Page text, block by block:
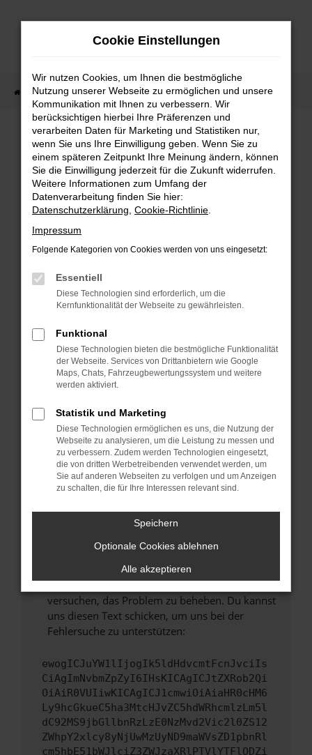
Zum
Startseite Lagerfahrzeuge Fahrzeugsuche
Fehler: Network Error
Beim Laden ist ein Fehler aufgetreten.
Hier sind ein paar Tipps, die dir helfen können:
Überprüfe deine Firewall und deine
Laden andere Webseiten, zum Beispiel deine
Suchmaschine?
Prüfe deine Browsererweiterungen.
Manche Erweiterungen, wie Werbeblocker,
verhindern. Funktioniert die Seite in einem
anderen Browser oder in einem privaten
Fenster?
Starte dein Gerät neu.
Probleme zu beheben.
Stelle sicher, dass dein Browser und dein
Betriebssystem auf dem neuesten Stand
sind.
Veraltete Software birgt nicht nur ein
führen, dass bestimmte Funktionen nicht mehr
Wende dich an den Webseitenbetreiber.
Wenn du alle oben genannten Schritte versucht
hast, kontaktiere uns bitte. Wir werden
versuchen, das Problem zu beheben. Du kannst
uns diesen Text schicken, um uns bei der
Fehlersuche zu unterstützen:
ewogICJuYW1lIjogIk5ldHdvcmtFcnJvciIs
CiAgImNvbmZpZyI6IHsKICAgICJtZXRob2Qi
OiAiR0VUIiwKICAgICJ1cmwiOiAiaHR0cHM6
Ly9hcGkueC5ha3MtcHJvZC5hdWRhcmlzLm5l
dC92MS9jbGllbnRzLzE0NzMvd2Vic2l0ZS12
ZWhpY2xlcy8yNjUwMzUyND9maWVsZD1pbnRl
cm5hbE51bWJlciZ3ZWJzaXRlPTVlYTFlODZi
Cookie Einstellungen
Wir nutzen Cookies, um Ihnen die bestmögliche
Nutzung unserer Webseite zu ermöglichen und unsere
Kommunikation mit Ihnen zu verbessern. Wir
berücksichtigen hierbei Ihre Präferenzen und
verarbeiten Daten für Marketing und Statistiken nur,
wenn Sie uns Ihre Einwilligung geben. Wenn Sie zu
einem späteren Zeitpunkt Ihre Meinung ändern, können
Sie die Einwilligung jederzeit für die Zukunft widerrufen.
Weitere Informationen zum Umfang der
Datenverarbeitung finden Sie hier:
Datenschutzerklärung Cookie-Richtlinie
Impressum
Folgende Kategorien von Cookies werden von uns eingesetzt:
Essentiell
Diese Technologien sind erforderlich, um die
Kernfunktionalität der Webseite zu gewährleisten.
Funktional
Diese Technologien bieten die bestmögliche Funktionalität
der Webseite. Services von Drittanbietern wie Google
Maps, Chats, Fahrzeugbewertungssystem und weitere
werden aktiviert.
Statistik und Marketing
Diese Technologien ermöglichen es uns, die Nutzung der
Webseite zu analysieren, um die Leistung zu messen und
zu verbessern. Zudem werden Technologien eingesetzt,
die von dritten Werbetreibenden verwendet werden, um
Sie auf anderen Webseiten zu verfolgen und um Anzeigen
zu schalten, die für Ihre Interessen relevant sind.
Speichern
Optionale Cookies ablehnen
Alle akzeptieren